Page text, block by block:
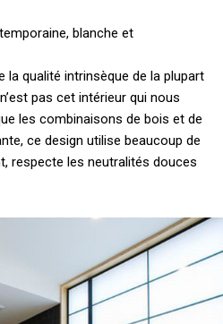
blanche et
la qualité intrinsèque de la plupart
pas cet intérieur qui nous
les combinaisons de bois et de
ce design utilise beaucoup de
respecte les neutralités douces